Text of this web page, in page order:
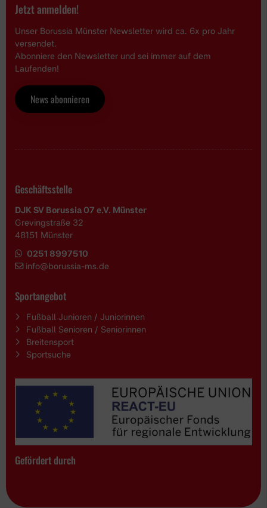
Jetzt anmelden!
Unser Borussia Münster Newsletter wird ca. 6x pro Jahr
versendet.
Abonniere den Newsletter und sei immer auf dem
Laufenden!
News abonnieren
Geschäftsstelle
DJK SV Borussia 07 e.V. Münster
Grevingstraße 32
48151 Münster
0251 8997510
info@borussia-ms.de
Sportangebot
Fußball Junioren / Juniorinnen
Fußball Senioren / Seniorinnen
Breitensport
Sportsuche
Gefördert durch